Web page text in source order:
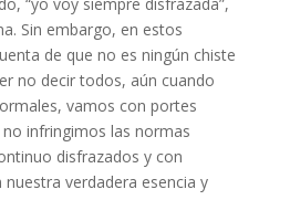
Sin embargo, en estos
de que no es ningún chiste
no decir todos, aún cuando
vamos con portes
infringimos las normas
disfrazados y con
verdadera esencia y